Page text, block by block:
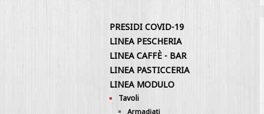
PRESIDI COVID-19
LINEA PESCHERIA
LINEA CAFFÈ - BAR
LINEA PASTICCERIA
LINEA MODULO
Tavoli
Armadiati